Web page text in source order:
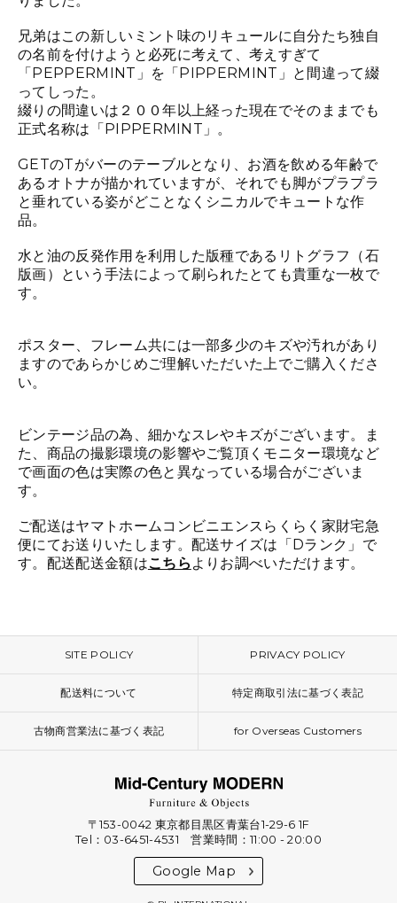
兄弟はこの新しいミント味のリキュールに自分たち独自
の名前を付けようと必死に考えて、考えすぎて
「PEPPERMINT」を「PIPPERMINT」と間違って綴
ってしった。
綴りの間違いは２００年以上経った現在でそのままでも
正式名称は「PIPPERMINT」。
GETのTがバーのテーブルとなり、お酒を飲める年齢で
あるオトナが描かれていますが、それでも脚がプラプラ
と垂れている姿がどことなくシニカルでキュートな作
品。
水と油の反発作用を利用した版種であるリトグラフ（石
版画）という手法によって刷られたとても貴重な一枚で
す。
ポスター、フレーム共には一部多少のキズや汚れがあり
ますのであらかじめご理解いただいた上でご購入くださ
い。
ビンテージ品の為、細かなスレやキズがございます。ま
た、商品の撮影環境の影響やご覧頂くモニター環境など
で画面の色は実際の色と異なっている場合がございま
す。
ご配送はヤマトホームコンビニエンスらくらく家財宅急
便にてお送りいたします。配送サイズは「Dランク」で
す。配送配送金額はこちら よりお調べいただけます。
SITE POLICY PRIVACY POLICY
配送料について 特定商取引法に基づく表記
古物商営業法に基づく表記 for Overseas Customers
〒153-0042 東京都目黒区青葉台1-29-6 1F
Tel：03-6451-4531 営業時間：11:00 - 20:00
Google Map